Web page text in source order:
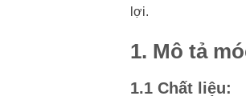
lợi.
1. Mô tả
1.1 Chất liệu: